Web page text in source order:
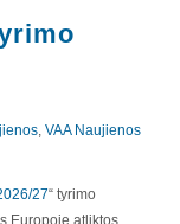
VAA Naujienos
27“ tyrimo
Europoje atliktos